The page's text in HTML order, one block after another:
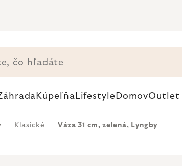
Kúpeľňa Lifestyle DomovOutlet
Klasické Váza 31 cm, zelená, Lyngby